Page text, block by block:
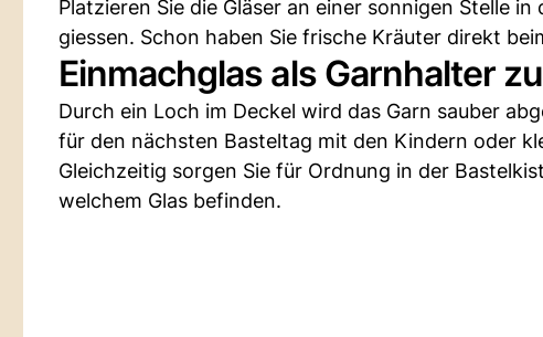
Platzieren Sie die Gläser an einer sonnigen Stelle
giessen. Schon haben Sie frische Kräuter direkt
Einmachglas als Garnhalter
Durch ein Loch im Deckel wird das Garn sauber
für den nächsten Basteltag mit den Kindern oder
Gleichzeitig sorgen Sie für Ordnung in der
welchem Glas befinden.